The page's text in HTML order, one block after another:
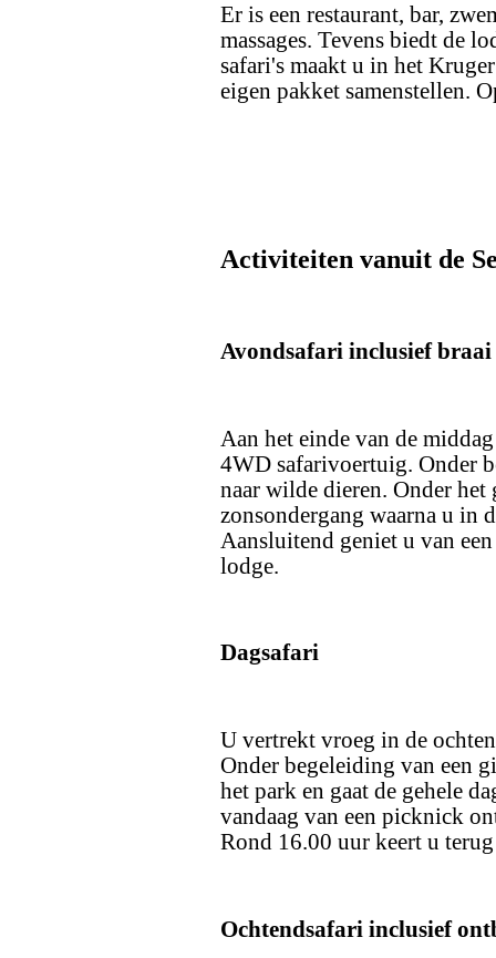
Er is een restaurant, bar,
massages. Tevens biedt de
safari's maakt u in het
eigen pakket samenstellen.
Activiteiten vanuit de
Avondsafari inclusief braai
Aan het einde van de
4WD safarivoertuig. Onder
naar wilde dieren. Onder het
zonsondergang waarna u in
Aansluitend geniet u van
lodge.
Dagsafari
U vertrekt vroeg in de
Onder begeleiding van een
het park en gaat de gehele
vandaag van een picknick
Rond 16.00 uur keert u
Ochtendsafari inclusief